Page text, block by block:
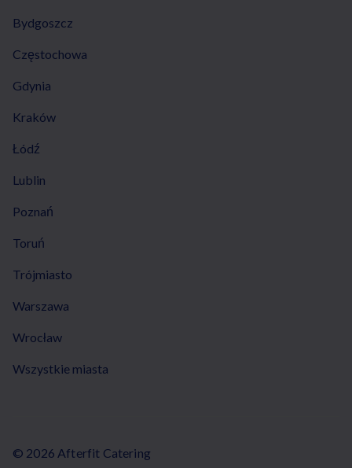
Bydgoszcz
Częstochowa
Gdynia
Kraków
Łódź
Lublin
Poznań
Toruń
Trójmiasto
Warszawa
Wrocław
Wszystkie miasta
© 2026 Afterfit Catering